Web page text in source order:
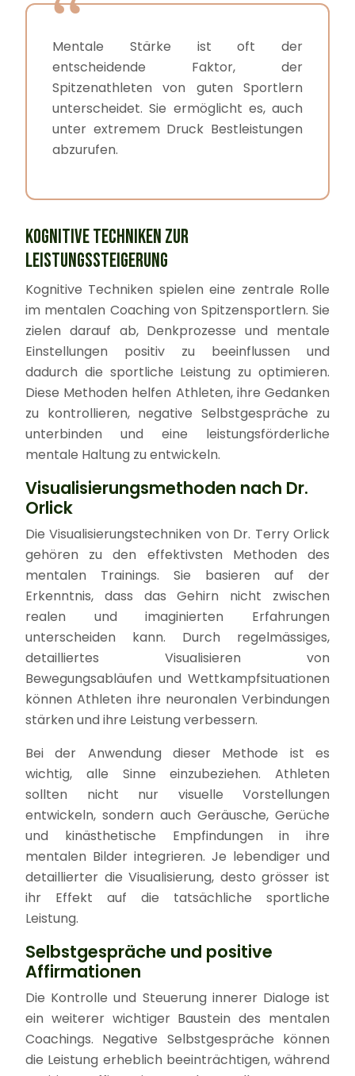
Mentale Stärke ist oft der
entscheidende Faktor, der
Spitzenathleten von guten Sportlern
unterscheidet. Sie ermöglicht es, auch
unter extremem Druck Bestleistungen
abzurufen.
KOGNITIVE TECHNIKEN ZUR
LEISTUNGSSTEIGERUNG
Kognitive Techniken spielen eine zentrale Rolle
im mentalen Coaching von Spitzensportlern. Sie
zielen darauf ab, Denkprozesse und mentale
Einstellungen positiv zu beeinflussen und
dadurch die sportliche Leistung zu optimieren.
Diese Methoden helfen Athleten, ihre Gedanken
zu kontrollieren, negative Selbstgespräche zu
unterbinden und eine leistungsförderliche
mentale Haltung zu entwickeln.
Visualisierungsmethoden nach Dr.
Orlick
Die Visualisierungstechniken von Dr. Terry Orlick
gehören zu den effektivsten Methoden des
mentalen Trainings. Sie basieren auf der
Erkenntnis, dass das Gehirn nicht zwischen
realen und imaginierten Erfahrungen
unterscheiden kann. Durch regelmässiges,
detailliertes Visualisieren von
Bewegungsabläufen und Wettkampfsituationen
können Athleten ihre neuronalen Verbindungen
stärken und ihre Leistung verbessern.
Bei der Anwendung dieser Methode ist es
wichtig, alle Sinne einzubeziehen. Athleten
sollten nicht nur visuelle Vorstellungen
entwickeln, sondern auch Geräusche, Gerüche
und kinästhetische Empfindungen in ihre
mentalen Bilder integrieren. Je lebendiger und
detaillierter die Visualisierung, desto grösser ist
ihr Effekt auf die tatsächliche sportliche
Leistung.
Selbstgespräche und positive
Affirmationen
Die Kontrolle und Steuerung innerer Dialoge ist
ein weiterer wichtiger Baustein des mentalen
Coachings. Negative Selbstgespräche können
die Leistung erheblich beeinträchtigen, während